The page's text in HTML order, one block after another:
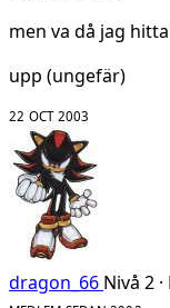
men va då jag
upp (ungefär)
22 OCT 2003
dragon_66 Nivå 2